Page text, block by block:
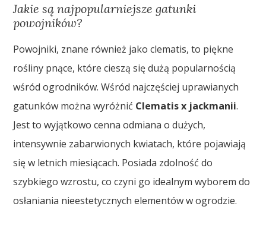
Jakie są najpopularniejsze gatunki
powojników?
Powojniki, znane również jako clematis, to piękne
rośliny pnące, które cieszą się dużą popularnością
wśród ogrodników. Wśród najczęściej uprawianych
gatunków można wyróżnić Clematis x jackmanii.
Jest to wyjątkowo cenna odmiana o dużych,
intensywnie zabarwionych kwiatach, które pojawiają
się w letnich miesiącach. Posiada zdolność do
szybkiego wzrostu, co czyni go idealnym wyborem do
osłaniania nieestetycznych elementów w ogrodzie.